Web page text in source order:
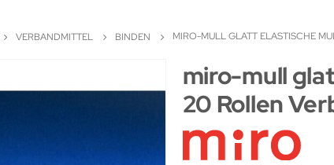
VERBANDMITTEL BINDEN MIRO-MULL GLATT ELASTISCHE
Anfang
der
Bildergalerie
springen
miro-mull
20 Rollen